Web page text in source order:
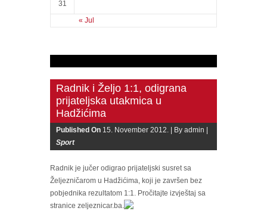
« Jul
31
Radnik i Željo 1:1, odigrana
prijateljska utakmica u
Hadžićima
Published On 15. November 2012. |
By admin |
Sport
Radnik je jučer odigrao prijateljski susret sa
Željezničarom u Hadžićima, koji je završen bez
pobjednika rezultatom 1:1. Pročitajte izvještaj sa
stranice zeljeznicar.ba.